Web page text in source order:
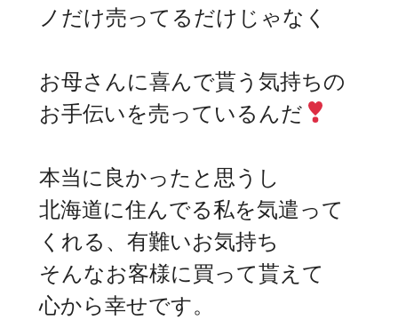
ノだけ売ってるだけじゃなく
お母さんに喜んで貰う気持ちの
お手伝いを売っているんだ
本当に良かったと思うし
北海道に住んでる私を気遣って
くれる、有難いお気持ち
そんなお客様に買って貰えて
心から幸せです。